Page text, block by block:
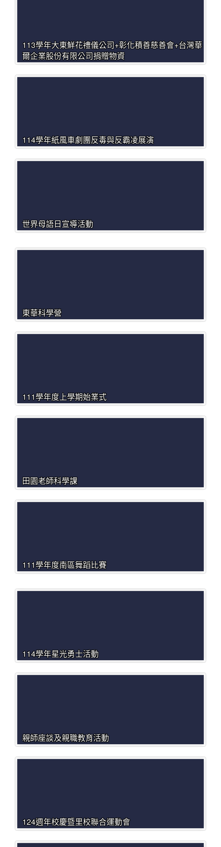
113學年大東鮮花禮儀公司+彰化積善慈善會+台灣華
爾企業股份有限公司捐贈物資
114學年紙風車劇團反毒與反霸凌展演
世界母語日宣導活動
東華科學營
111學年度上學期始業式
田園老師科學課
111學年度南區舞蹈比賽
114學年星光勇士活動
親師座談及親職教育活動
124週年校慶暨里校聯合運動會